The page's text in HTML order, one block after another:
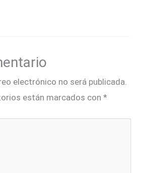
electrónico no será publicada.
están marcados con *